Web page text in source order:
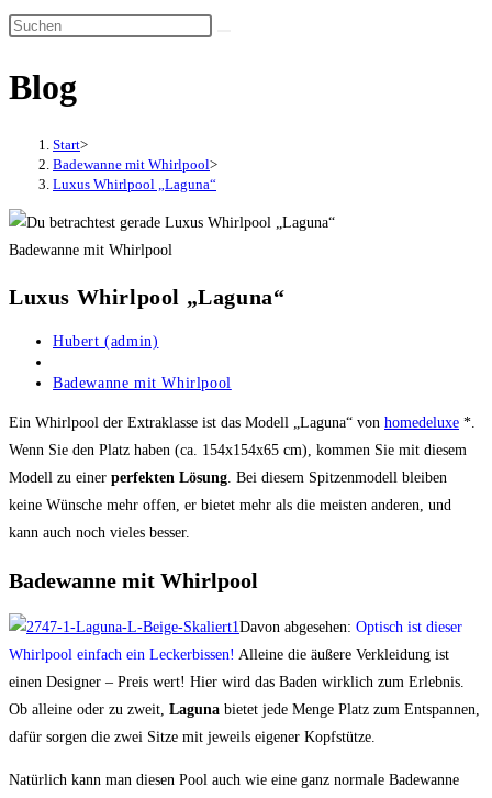
umschalten
Blog
Start>
Badewanne mit Whirlpool>
Luxus Whirlpool „Laguna“
Badewanne mit Whirlpool
Luxus Whirlpool „Laguna“
Beitrags-
Hubert (admin)
veröffentlicht:
Beitrags-
Badewanne mit Whirlpool
Ein Whirlpool der Extraklasse ist das Modell „Laguna“ von homedeluxe *.
Wenn Sie den Platz haben (ca. 154x154x65 cm), kommen Sie mit diesem
Modell zu einer perfekten Lösung. Bei diesem Spitzenmodell bleiben
keine Wünsche mehr offen, er bietet mehr als die meisten anderen, und
kann auch noch vieles besser.
Badewanne mit Whirlpool
Davon abgesehen: Optisch ist dieser
Whirlpool einfach ein Leckerbissen! Alleine die äußere Verkleidung ist
einen Designer – Preis wert! Hier wird das Baden wirklich zum Erlebnis.
Ob alleine oder zu zweit, Laguna bietet jede Menge Platz zum Entspannen,
dafür sorgen die zwei Sitze mit jeweils eigener Kopfstütze.
Natürlich kann man diesen Pool auch wie eine ganz normale Badewanne